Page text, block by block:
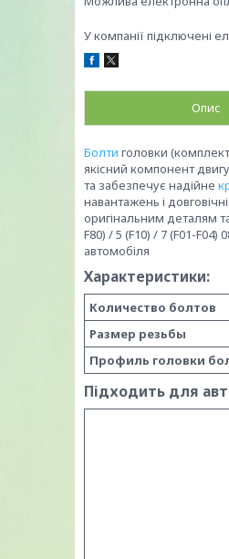
У компанії підключені
Опис
Болти головки
якісний компонент
та забезпечує надійне
навантажень і
оригінальним деталям
F80) / 5 (F10) / 7 (F01-
автомобіля
Характеристики:
Количество болтов
Размер резьбы
Профиль головки
Підходить для